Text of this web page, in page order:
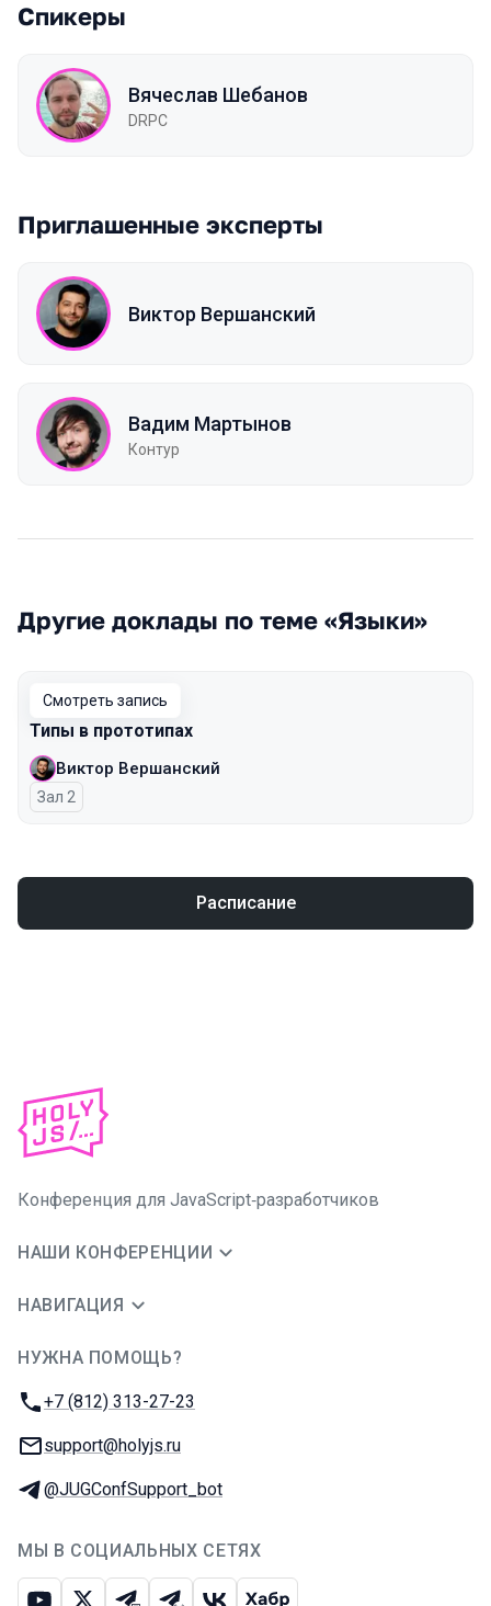
Спикеры
Вячеслав Шебанов
DRPC
Приглашенные эксперты
Виктор Вершанский
Вадим Мартынов
Контур
Другие доклады по теме «Языки»
Смотреть запись
Типы в прототипах
Виктор Вершанский
Зал 2
Расписание
Конференция для JavaScript‑разработчиков
НАШИ КОНФЕРЕНЦИИ
НАВИГАЦИЯ
НУЖНА ПОМОЩЬ?
Телефон:
+7 (812) 313-27-23
E-mail:
support@holyjs.ru
Телеграм:
@JUGConfSupport_bot
МЫ В СОЦИАЛЬНЫХ СЕТЯХ